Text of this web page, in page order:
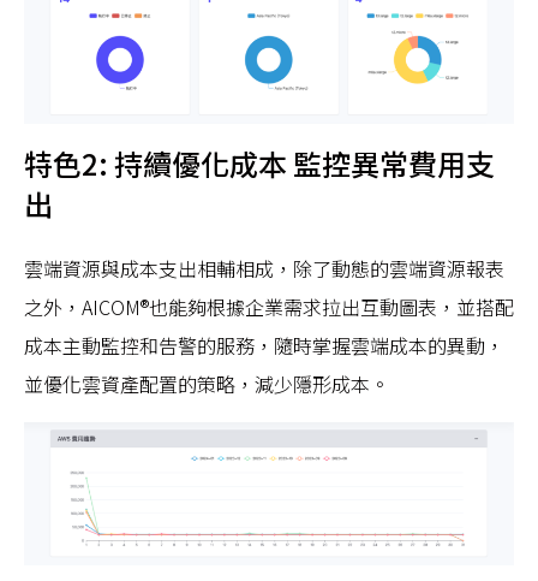
特色2: 持續優化成本 監控異常費用支
出
雲端資源與成本支出相輔相成，除了動態的雲端資源報表
之外，AICOM®也能夠根據企業需求拉出互動圖表，並搭配
成本主動監控和告警的服務，隨時掌握雲端成本的異動，
並優化雲資產配置的策略，減少隱形成本。